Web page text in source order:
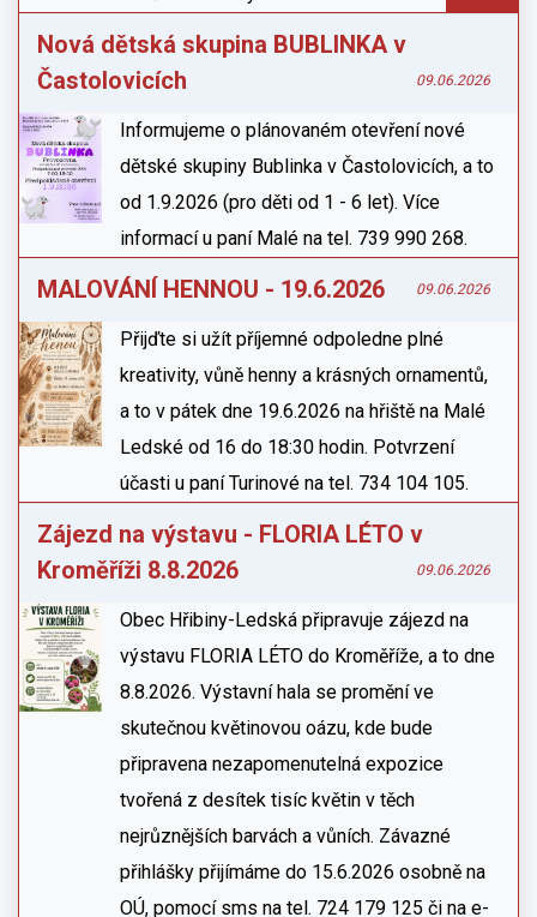
Nová dětská skupina BUBLINKA v
Častolovicích
09.06.2026
Informujeme o plánovaném otevření nové
dětské skupiny Bublinka v Častolovicích, a to
od 1.9.2026 (pro děti od 1 - 6 let). Více
informací u paní Malé na tel. 739 990 268.
MALOVÁNÍ HENNOU - 19.6.2026 09.06.2026
Přijďte si užít příjemné odpoledne plné
kreativity, vůně henny a krásných ornamentů,
a to v pátek dne 19.6.2026 na hřiště na Malé
Ledské od 16 do 18:30 hodin. Potvrzení
účasti u paní Turinové na tel. 734 104 105.
Zájezd na výstavu - FLORIA LÉTO v
Kroměříži 8.8.2026
09.06.2026
Obec Hřibiny-Ledská připravuje zájezd na
výstavu FLORIA LÉTO do Kroměříže, a to dne
8.8.2026. Výstavní hala se promění ve
skutečnou květinovou oázu, kde bude
připravena nezapomenutelná expozice
tvořená z desítek tisíc květin v těch
nejrůznějších barvách a vůních. Závazné
přihlášky přijímáme do 15.6.2026 osobně na
OÚ, pomocí sms na tel. 724 179 125 či na e-